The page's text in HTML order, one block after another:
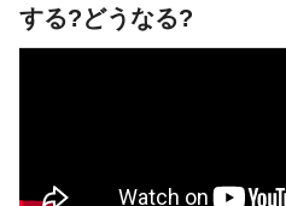
する?どうなる?